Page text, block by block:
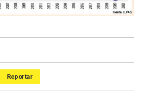
Reportar